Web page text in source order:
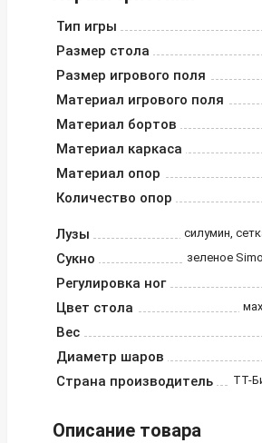
Тип игры
Размер стола
Размер игрового поля
Материал игрового поля
Материал бортов
Материал каркаса
Материал опор
Количество опор
Лузы силумин,
Сукно зеленое
Регулировка ног
Цвет стола
Вес
Диаметр шаров
Страна производитель ТТ-
Описание товара